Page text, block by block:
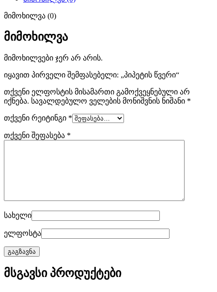
მიმოხილვა (0)
მიმოხილვა
მიმოხილვები ჯერ არ არის.
იყავით პირველი შემფასებელი: „პიპეტის წვერი“
თქვენი ელფოსტის მისამართი გამოქვეყნებული არ
იქნება. სავალდებულო ველების მონიშვნის ნიშანი *
თქვენი რეიტინგი *
თქვენი შეფასება *
სახელი
ელფოსტა
მსგავსი პროდუქტები